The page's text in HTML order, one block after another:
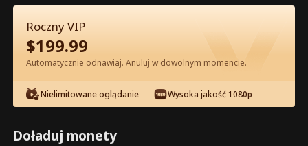
Odcinek 49 - Pocałuj Mnie po Raz
Ostatni Pełna Wersja Filmu
0-49 50-90 Wszystkie Odcinki
45 46 47 48 49
Roczny VIP
$199.99
Automatycznie odnawiaj. Anuluj w dowolnym momencie.
Nielimitowane oglądanie Wysoka jakość 1080p
Doładuj monety